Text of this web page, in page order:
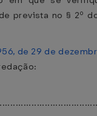
prevista no § 2º
de 29 de